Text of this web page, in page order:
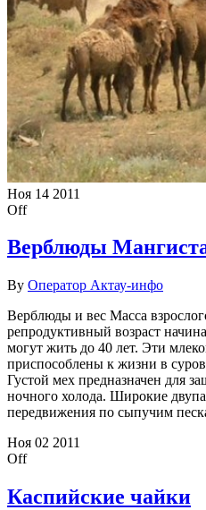
Ноя 14 2011
Off
Верблюды
By Оператор Актау-инфо
Верблюды и вес Масса
репродуктивный возраст
могут жить до 40 лет. Эти
приспособлены к жизни в
Густой мех предназначен для
ночного холода. Широкие
передвижения по сыпучим
Ноя 02 2011
Off
Каспийские чайки